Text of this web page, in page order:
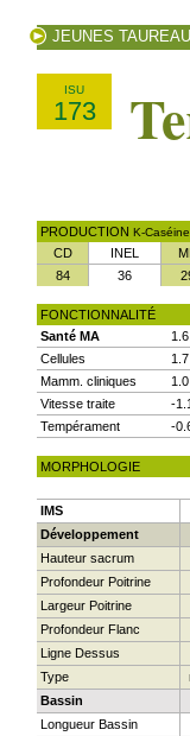
JEUNES
ISU
173
PRODUCTION K-
CD INEL
84
36
FONCTIONNALITÉ
Santé MA
1.6
Cellules
1.7
Mamm. cliniques
1.0
Vitesse traite
-
Tempérament
-
MORPHOLOGIE
IMS
Développement
Hauteur sacrum
Profondeur Poitrine
Largeur Poitrine
Profondeur Flanc
Ligne Dessus
Type
Bassin
Longueur Bassin